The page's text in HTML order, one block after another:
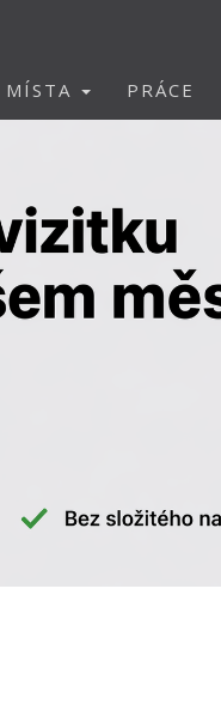
MÍSTA PRÁCE